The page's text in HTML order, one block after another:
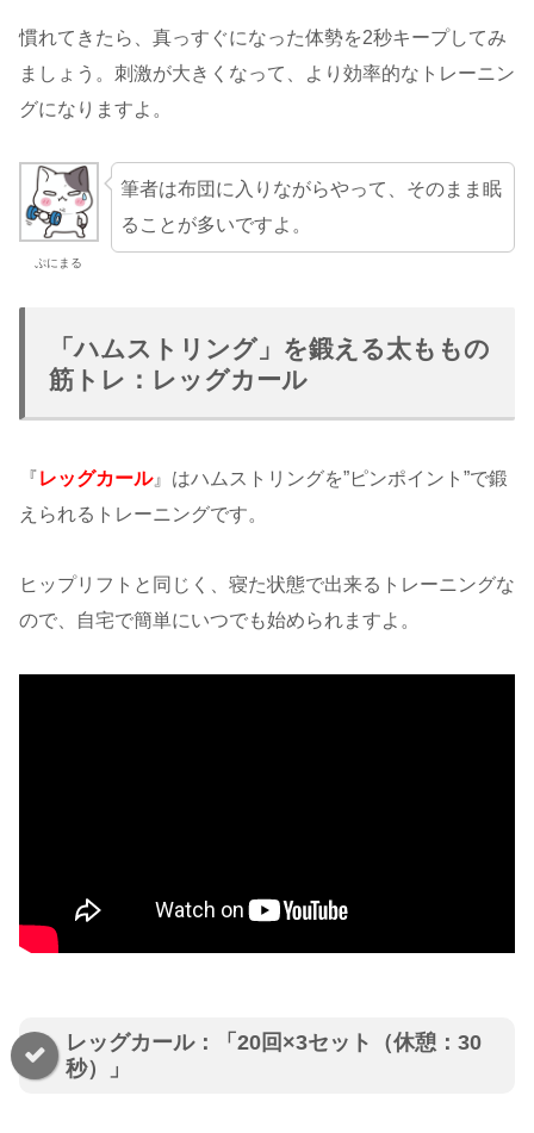
慣れてきたら、真っすぐになった体勢を2秒キープしてみ
ましょう。刺激が大きくなって、より効率的なトレーニン
グになりますよ。
ぷにまる
筆者は布団に入りながらやって、そのまま眠
ることが多いですよ。
「ハムストリング」を鍛える太ももの
筋トレ：レッグカール
『レッグカール』はハムストリングを”ピンポイント”で鍛
えられるトレーニングです。
ヒップリフトと同じく、寝た状態で出来るトレーニングな
ので、自宅で簡単にいつでも始められますよ。
レッグカール：「20回×3セット（休憩：30
秒）」